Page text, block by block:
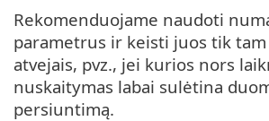
Rekomenduojame naudoti
parametrus ir keisti juos tik
atvejais, pvz., jei kurios nors
nuskaitymas labai sulėtina
persiuntimą.